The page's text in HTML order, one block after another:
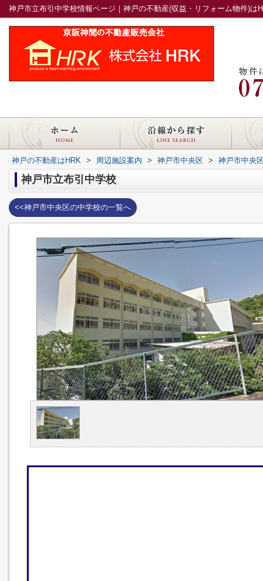
神戸市立布引中学校情報ページ｜神戸の不動産(収益・リフォーム物件)は
神戸の不動産はHRK > 周辺施設案内 > 神戸市中央区 > 神戸市中央
神戸市立布引中学校
<<神戸市中央区の中学校の一覧へ